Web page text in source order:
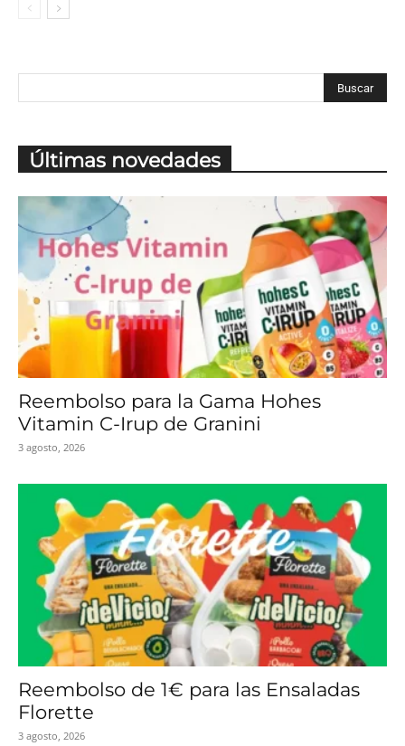
Últimas novedades
Reembolso para la Gama Hohes
Vitamin C-Irup de Granini
3 agosto, 2026
Reembolso de 1€ para las Ensaladas
Florette
3 agosto, 2026